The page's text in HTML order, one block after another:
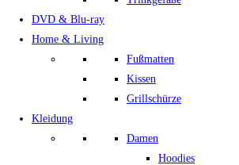
DVD & Blu-ray
Home & Living
Fußmatten
Kissen
Grillschürze
Kleidung
Damen
Hoodies